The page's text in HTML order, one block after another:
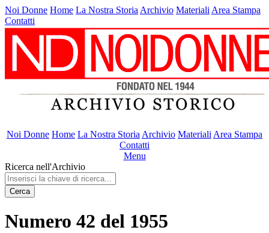
Noi Donne Home La Nostra Storia Archivio Materiali Area Stampa
Contatti
Noi Donne Home La Nostra Storia Archivio Materiali Area Stampa
Contatti
Menu
Ricerca nell'Archivio
Cerca
Numero 42 del 1955